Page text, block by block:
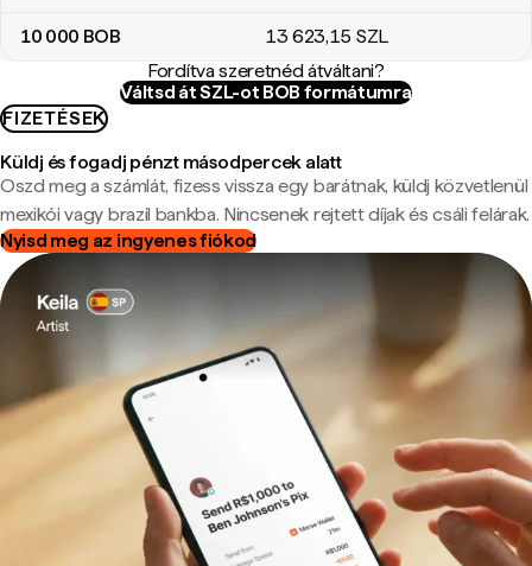
10 000 BOB 13 623,15 SZL
Fordítva szeretnéd átváltani?
Váltsd át SZL-ot BOB formátumra
FIZETÉSEK
Küldj és fogadj pénzt másodpercek alatt
Oszd meg a számlát, fizess vissza egy barátnak, küldj közvetlenül
mexikói vagy brazil bankba. Nincsenek rejtett díjak és csáli felárak.
Nyisd meg az ingyenes fiókod